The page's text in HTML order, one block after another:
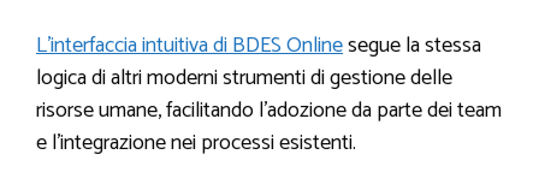
L’interfaccia intuitiva di BDES Onlinesegue la stessa
logica di altri moderni strumenti di gestione delle
risorse umane, facilitando l’adozione da parte dei team
e l’integrazione nei processi esistenti.